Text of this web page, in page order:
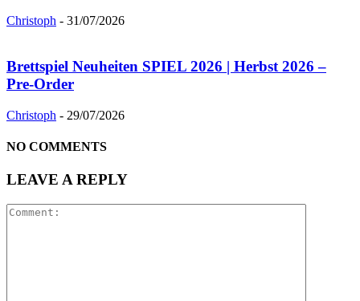
Christoph - 31/07/2026
Brettspiel Neuheiten SPIEL 2026 | Herbst 2026 –
Pre-Order
Christoph - 29/07/2026
NO COMMENTS
LEAVE A REPLY